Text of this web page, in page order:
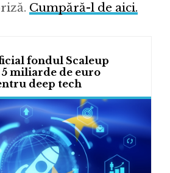
Cumpără-l de aici.
fondul Scaleup
miliarde de euro
deep tech